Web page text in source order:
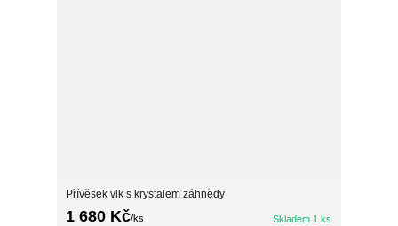
Přívěsek vlk s krystalem záhnědy
1 680 Kč/ks Skladem 1 ks